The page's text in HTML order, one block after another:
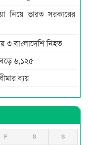
নিয়ে ভারত সরকারের
৩ বাংলাদেশি নিহত
৬,১২৫
ব্যয়
F S S